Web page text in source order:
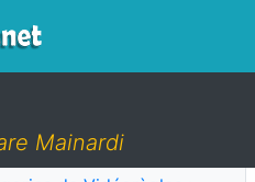
Mainardi